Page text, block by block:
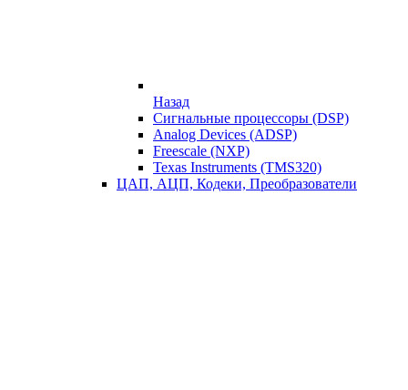
Назад
Сигнальные процессоры (DSP)
Analog Devices (ADSP)
Freescale (NXP)
Texas Instruments (TMS320)
ЦАП, АЦП, Кодеки, Преобразователи